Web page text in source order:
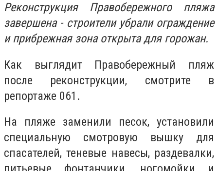
Реконструкция Правобережного пляжа
завершена - строители убрали ограждение
и прибрежная зона открыта для горожан.
Как выглядит Правобережный пляж
после реконструкции, смотрите в
репортаже 061.
На пляже заменили песок, установили
специальную смотровую вышку для
спасателей, теневые навесы, раздевалки,